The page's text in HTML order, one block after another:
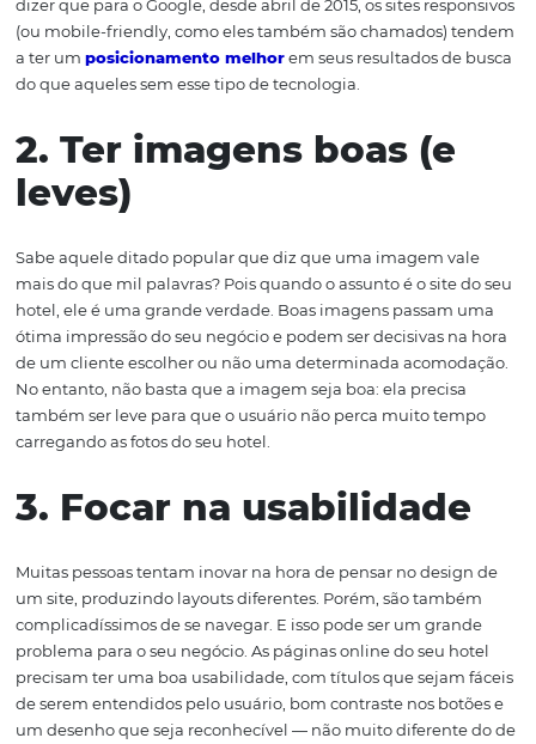
sua vez, coloca os brasileiros no meio de uma tendência
mundial de usuários que preferem acessar a web por
smartphones e tablets do que de computadores. E por
responsivos são aqueles que funcionam corretamente
telas maiores (computadores) quanto menores
adaptando os tamanhos das imagens, botões e fontes
dizer que para o Google, desde abril de 2015, os sites
(ou mobile-friendly, como eles também são chamados)
a ter umposicionamento melhorem seus resultados
do que aqueles sem esse tipo de tecnologia.
2. Ter imagens boas (e
mais do que mil palavras? Pois quando o assunto é o
hotel, ele é uma grande verdade. Boas imagens
ótima impressão do seu negócio e podem ser decisivas
de um cliente escolher ou não uma determinada
No entanto, não basta que a imagem seja boa: ela
também ser leve para que o usuário não perca muito